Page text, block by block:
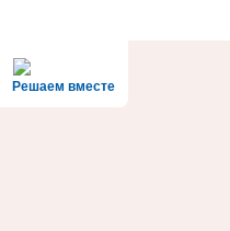
Решаем вместе